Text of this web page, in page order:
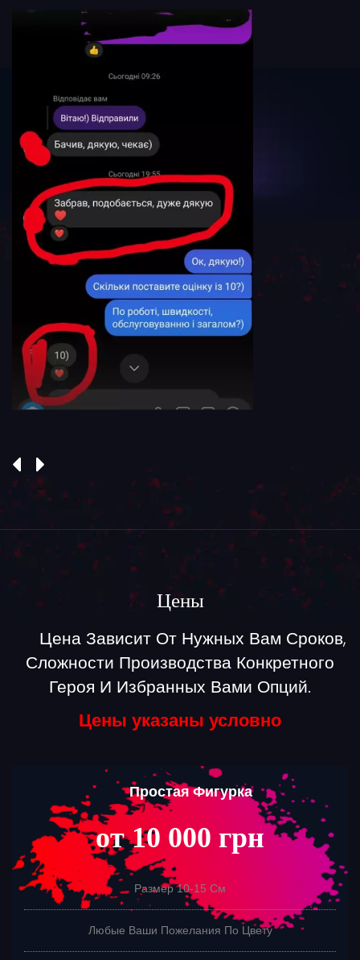
Цены
Цена Зависит От Нужных Вам Сроков,
Сложности Производства Конкретного
Героя И Избранных Вами Опций.
Цены указаны условно
Простая Фигурка
от 10 000 грн
Размер 10-15 См
Любые Ваши Пожелания По Цвету